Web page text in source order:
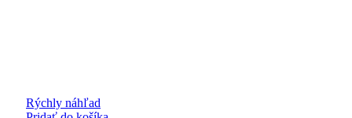
Rýchly náhľad